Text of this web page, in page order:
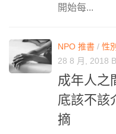
開始每...
NPO 推書 / 性
28 8 月, 2018
成年人之
底該不該
摘